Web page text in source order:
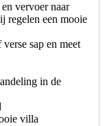
vervoer naar
regelen een mooie
sap en meet
in de
villa